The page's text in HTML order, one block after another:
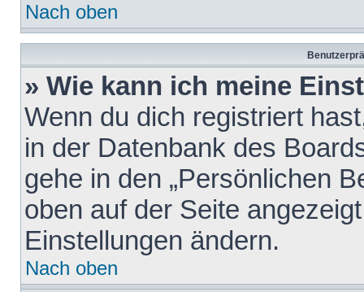
Nach oben
» Wie kann ich meine
Wenn du dich registriert
in der Datenbank des
gehe in den „Persönlichen
oben auf der Seite
Einstellungen ändern.
Nach oben